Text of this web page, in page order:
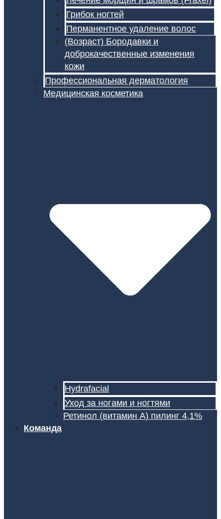
Грибок ногтей
Перманентное удаление волос
(Возраст) Бородавки и
доброкачественные изменения
кожи
Профессиональная дерматология
Медицинская косметика
Hydrafacial
Уход за ногами и ногтями
Ретинол (витамин А) пилинг 4,1%
Команда